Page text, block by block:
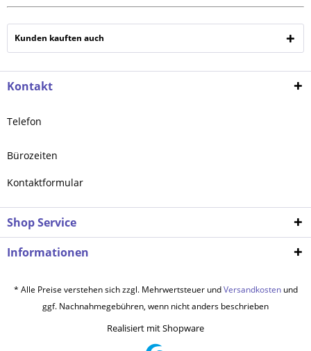
Kunden kauften auch
Kontakt
Telefon
Bürozeiten
Kontaktformular
Shop Service
Informationen
* Alle Preise verstehen sich zzgl. Mehrwertsteuer undVersandkostenund
ggf. Nachnahmegebühren, wenn nicht anders beschrieben
Realisiert mit Shopware